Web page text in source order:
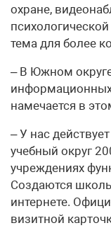
охране,
тема для более
– В Южном
информационных
намечается в
– У нас
учебный округ
учреждениях
Создаются
интернете.
визитной